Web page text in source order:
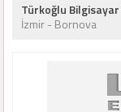
Türkoğlu Bilgisayar
İzmir - Bornova